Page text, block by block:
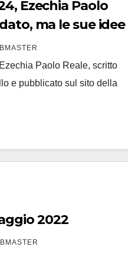
Ezechia Paolo
ma le sue idee
Paolo Reale, scritto
e pubblicato sul sito della
2022